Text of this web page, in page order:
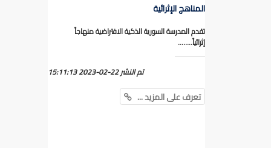
المناهج الإثرائية
تقدم المدرسة السورية الذكية الافتراضية منهاجاً
إثرائياً........
تم النشر2023-02-22 15:11:13
تعرف على المزيد ...